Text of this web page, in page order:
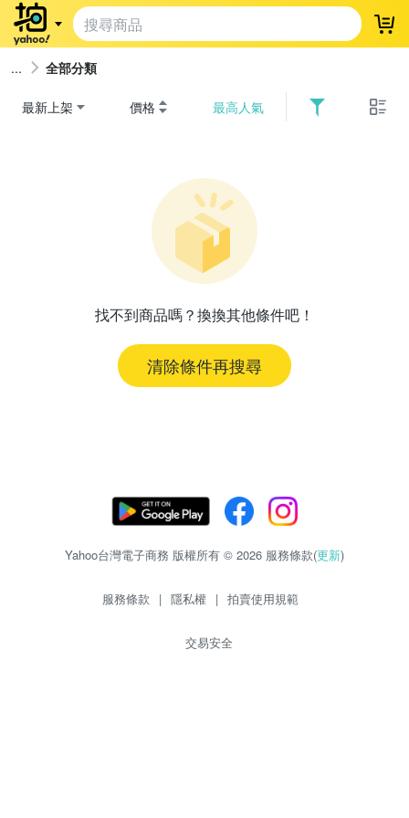
登
全部分類
最新上架 價格 最高人氣
找不到商品嗎？換換其他條件吧！
清除條件再搜尋
Yahoo台灣電子商務 版權所有 © 2026 服務條款(更新)
服務條款 | 隱私權 | 拍賣使用規範
交易安全